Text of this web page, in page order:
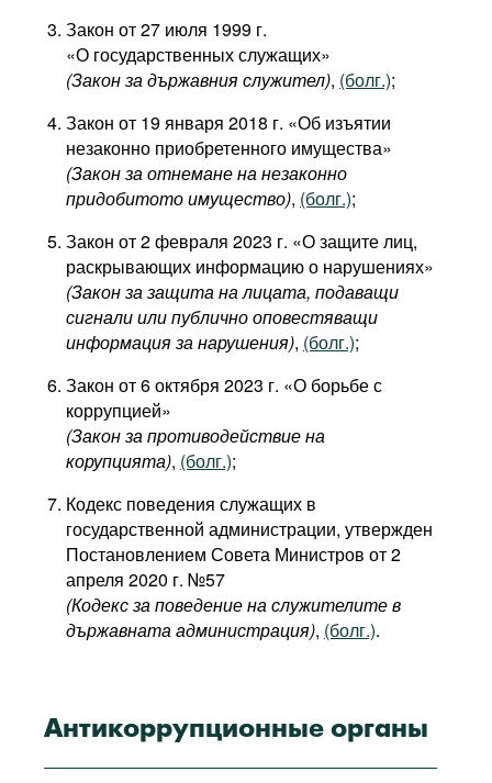
Закон от 27 июля 1999 г.
«О государственных служащих»
(Закон за държавния служител), (болг.);
Закон от 19 января 2018 г. «Об изъятии
незаконно приобретенного имущества»
(Закон за отнемане на незаконно
придобитото имущество), (болг.);
Закон от 2 февраля 2023 г. «О защите лиц,
раскрывающих информацию о нарушениях»
(Закон за защита на лицата, подаващи
сигнали или публично оповестяващи
информация за нарушения), (болг.);
Закон от 6 октября 2023 г. «О борьбе с
коррупцией»
(Закон за противодействие на
корупцията), (болг.);
Кодекс поведения служащих в
государственной администрации, утвержден
Постановлением Совета Министров от 2
апреля 2020 г. №57
(Кодекс за поведение на служителите в
държавната администрация), (болг.).
Антикоррупционные органы